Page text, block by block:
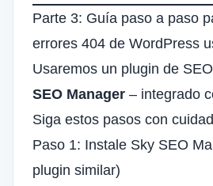
Parte 3: Guía paso a paso
errores 404 de WordPress
Usaremos un plugin de
SEO Manager – integrado
Siga estos pasos con
Paso 1: Instale Sky SEO
plugin similar)